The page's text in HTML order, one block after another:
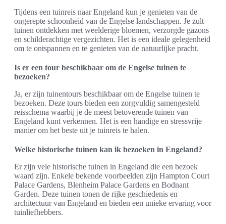
Tijdens een tuinreis naar Engeland kun je genieten van de
ongerepte schoonheid van de Engelse landschappen. Je zult
tuinen ontdekken met weelderige bloemen, verzorgde gazons
en schilderachtige vergezichten. Het is een ideale gelegenheid
om te ontspannen en te genieten van de natuurlijke pracht.
Is er een tour beschikbaar om de Engelse tuinen te
bezoeken?
Ja, er zijn tuinentours beschikbaar om de Engelse tuinen te
bezoeken. Deze tours bieden een zorgvuldig samengesteld
reisschema waarbij je de meest betoverende tuinen van
Engeland kunt verkennen. Het is een handige en stressvrije
manier om het beste uit je tuinreis te halen.
Welke historische tuinen kan ik bezoeken in Engeland?
Er zijn vele historische tuinen in Engeland die een bezoek
waard zijn. Enkele bekende voorbeelden zijn Hampton Court
Palace Gardens, Blenheim Palace Gardens en Bodnant
Garden. Deze tuinen tonen de rijke geschiedenis en
architectuur van Engeland en bieden een unieke ervaring voor
tuinliefhebbers.